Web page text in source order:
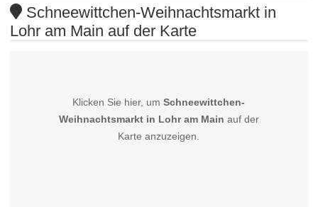
Schneewittchen-Weihnachtsmarkt in
Lohr am Main auf der Karte
Klicken Sie hier, umSchneewittchen-
Weihnachtsmarkt in Lohr am Main auf der
Karte anzuzeigen.